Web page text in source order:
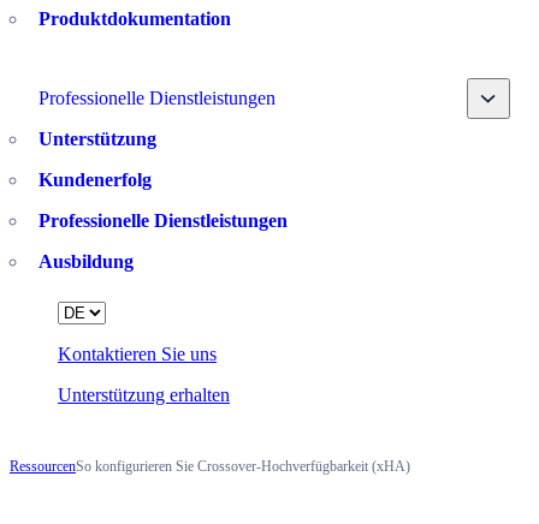
Produktdokumentation
Professionelle Dienstleistungen Toggle
Unterstützung
Kundenerfolg
Professionelle Dienstleistungen
Ausbildung
Kontaktieren Sie uns
Unterstützung erhalten
Language
RessourcenSo konfigurieren Sie Crossover-Hochverfügbarkeit (xHA)